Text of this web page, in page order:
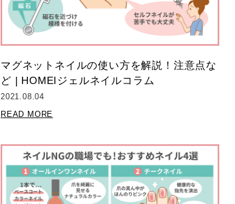
マグネットネイルの使い方を解説！注意点な
ど | HOMEIジェルネイルコラム
2021.08.04
READ MORE